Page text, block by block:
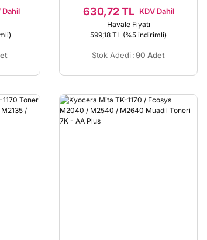
Dahil 630,72 TL KDV Dahil
Havale Fiyatı
599,18 TL (%5 indirimli)
Stok Adedi :90 Adet